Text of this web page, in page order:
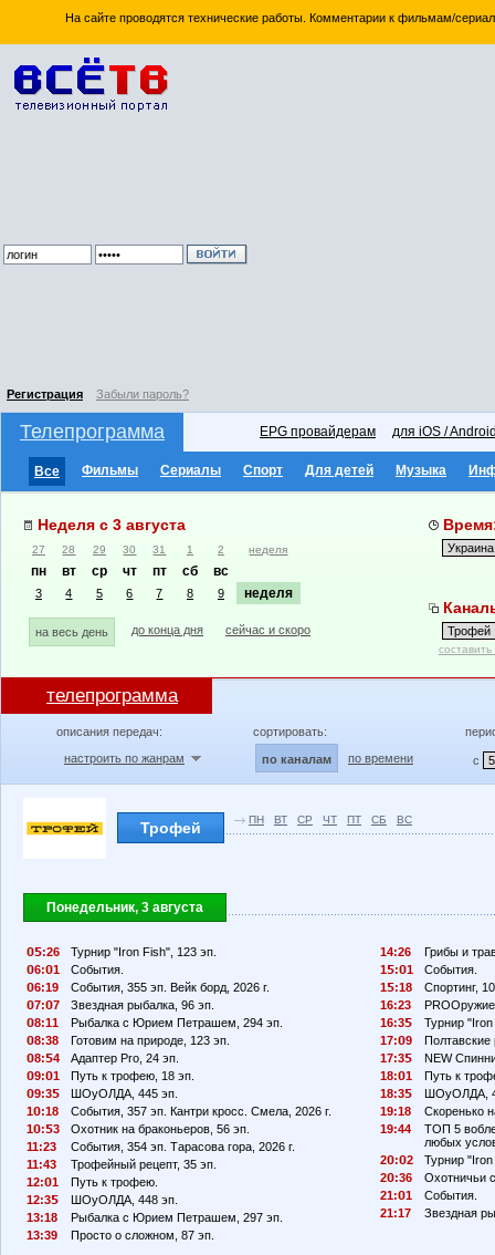
На сайте проводятся технические работы. Комментарии к фильмам/
Регистрация Забыли пароль?
Телепрограмма EPG провайдерам для iOS /
Все Фильмы Сериалы Спорт Для детей Музыка
Неделя с 3 августа
27 28 29 30 31 1 2 неделя
пн вт ср чт пт сб вс
3 4 5 6 7 8 9 неделя
на весь день до конца дня сейчас и скоро
телепрограмма
описания передач:
настроить по жанрам
сортировать:
по каналам по времени с
Трофей ПН ВТ СР ЧТ ПТ СБ ВС
Понедельник, 3 августа
:26
Турнир "Iron Fish", 123 эп.
6:
1
События.
6:19
События, 355 эп. Вейк борд, 2026 г.
7:
7
Звездная рыбалка, 96 эп.
8:11
Рыбалка с Юрием Петрашем, 294 эп.
8:38
Готовим на природе, 123 эп.
8:
4
Адаптер Pro, 24 эп.
9:
1
Путь к трофею, 18 эп.
9:3
ШОуОЛДА, 445 эп.
1
:18
События, 357 эп. Кантри кросс. Смела, 2026 г.
1
: 3
Охотник на браконьеров, 56 эп.
11:23
События, 354 эп. Тарасова гора, 2026 г.
11:43
Трофейный рецепт, 35 эп.
12:
1
Путь к трофею.
12:3
ШОуОЛДА, 448 эп.
13:18
Рыбалка с Юрием Петрашем, 297 эп.
13:39
Просто о сложном, 87 эп.
14:26
Грибы и
1
: 1
События.
1
:18
Спортинг,
16:23
16:3
Турнир
17:
9
Полтавские
17:3
NEW
18:
1
Путь к
18:3
ШОуОЛДА,
19:18
Скоренько
19:44
ТОП 5
любых
2
: 2
Турнир
2
:36
Охотничьи
21:
1
События.
21:17
Звездная